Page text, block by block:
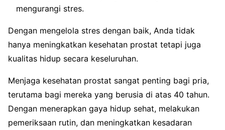
mengurangi stres.
Dengan mengelola stres dengan baik, Anda tidak
hanya meningkatkan kesehatan prostat tetapi juga
kualitas hidup secara keseluruhan.
Menjaga kesehatan prostat sangat penting bagi pria,
terutama bagi mereka yang berusia di atas 40 tahun.
Dengan menerapkan gaya hidup sehat, melakukan
pemeriksaan rutin, dan meningkatkan kesadaran